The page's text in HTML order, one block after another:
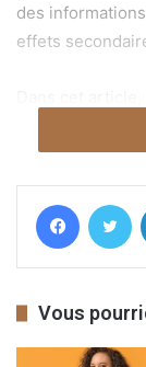
des
effets
utilisateurs sur
passer en
secondaires
opinion globale
Vous